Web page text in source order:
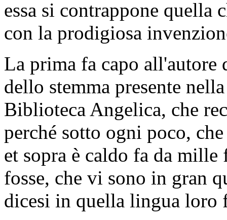
essa si contrappone quella
con la prodigiosa
La prima fa capo all'autore
dello stemma presente
Biblioteca Angelica, che
perché sotto ogni poco,
et sopra è caldo fa da
fosse, che vi sono in gran
dicesi in quella lingua loro